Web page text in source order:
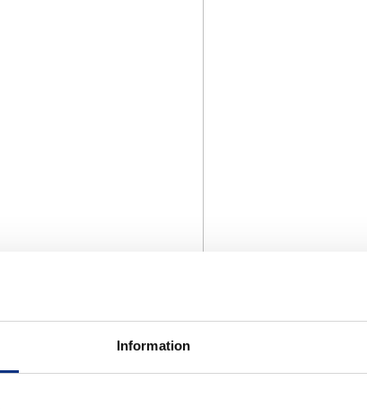
Information